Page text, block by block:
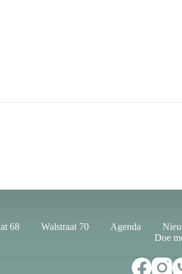
68 Walstraat 70 Agenda
Doe